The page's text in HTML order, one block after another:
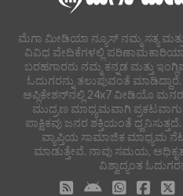
ಮೆಗಾ ಮೀಡಿಯಾ ನ್ಯೂಸ್ ನಮ್ಮ ಸತ್ಯ
ವಿವಿಧ ವೇದಿಕೆಗಳಲ್ಲಿ
ಬರಹಗಾರರು ನಮ್ಮ ಕನ್ನಡ ಮತ್ತು
ಓದುಗರನ್ನು ತಲುಪುವಂತೆ
ಅಪ್ಲಿಕೇಶನ್‌ನಲ್ಲಿ 24x7 ವೀಡಿಯೊ
ಮುದ್ರಣ ಮಾಧ್ಯಮವಾಗಿ
ಪಾಕ್ಷಿಕವು ಜನರ ಶಕ್ತಿಯಂತೆ
ವ್ಯಾಪ್ತಿಯ ಸಾಮಾಜಿಕ ಮಾಧ್ಯಮ
ಮಾಡುತ್ತೇವೆ. ನಾವು ಸಮಯ, ಅಧಿಕೃತ
ವಿಶ್ವಾದ್ಯಂತ